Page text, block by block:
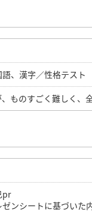
、漢字／性格テスト
ものすごく難しく、
pr
ンシートに基づいた